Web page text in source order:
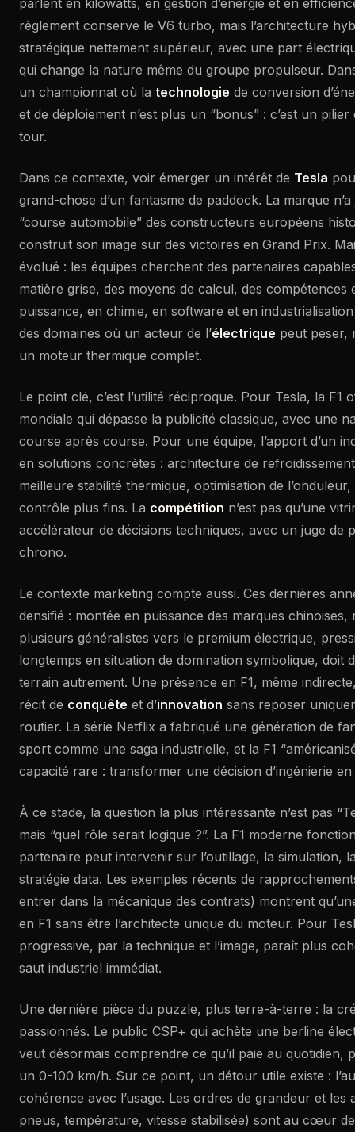
parlent en kilowatts, en gestion d’énergie et en
règlement conserve le V6 turbo, mais l’architecture
stratégique nettement supérieur, avec une part
qui change la nature même du groupe propulseur.
un championnat où la technologie de conversion
et de déploiement n’est plus un “bonus” : c’est un
tour.
Dans ce contexte, voir émerger un intérêt de Tesla
grand-chose d’un fantasme de paddock. La marque n’a
“course automobile” des constructeurs européens
construit son image sur des victoires en Grand Prix.
évolué : les équipes cherchent des partenaires
matière grise, des moyens de calcul, des compétences
puissance, en chimie, en software et en
des domaines où un acteur de l’électrique peut peser,
un moteur thermique complet.
Le point clé, c’est l’utilité réciproque. Pour Tesla, la F1
mondiale qui dépasse la publicité classique, avec une
course après course. Pour une équipe, l’apport d’un
en solutions concrètes : architecture de
meilleure stabilité thermique, optimisation de
contrôle plus fins. La compétition n’est pas qu’une
accélérateur de décisions techniques, avec un juge de
chrono.
Le contexte marketing compte aussi. Ces dernières
densifié : montée en puissance des marques chinoises,
plusieurs généralistes vers le premium électrique,
longtemps en situation de domination symbolique, doit
terrain autrement. Une présence en F1, même
récit de conquête et d’innovation sans reposer
routier. La série Netflix a fabriqué une génération de
sport comme une saga industrielle, et la F1
capacité rare : transformer une décision d’ingénierie
À ce stade, la question la plus intéressante n’est pas
mais “quel rôle serait logique ?”. La F1 moderne
partenaire peut intervenir sur l’outillage, la simulation,
stratégie data. Les exemples récents de
entrer dans la mécanique des contrats) montrent
en F1 sans être l’architecte unique du moteur. Pour
progressive, par la technique et l’image, paraît plus
saut industriel immédiat.
Une dernière pièce du puzzle, plus terre-à-terre : la
passionnés. Le public CSP+ qui achète une berline
veut désormais comprendre ce qu’il paie au quotidien,
un 0-100 km/h. Sur ce point, un détour utile existe :
cohérence avec l’usage. Les ordres de grandeur et les
pneus, température, vitesse stabilisée) sont au cœur de